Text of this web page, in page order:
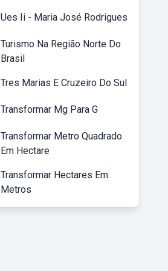
Ues Ii - Maria José Rodrigues
Turismo Na Região Norte Do
Brasil
Tres Marias E Cruzeiro Do Sul
Transformar Mg Para G
Transformar Metro Quadrado
Em Hectare
Transformar Hectares Em
Metros